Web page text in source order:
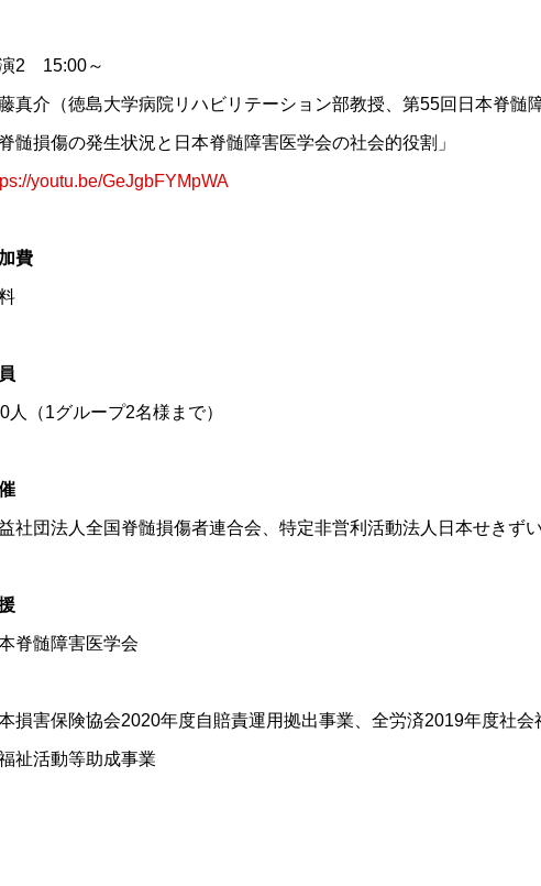
2 15:00～
真介（徳島大学病院リハビリテーション部教授、第55回日本脊髄
髄損傷の発生状況と日本脊髄障害医学会の社会的役割」
youtu.be/GeJgbFYMpWA
費
人（1グループ2名様まで）
社団法人全国脊髄損傷者連合会、特定非営利活動法人日本せきず
脊髄障害医学会
損害保険協会2020年度自賠責運用拠出事業、全労済2019年度社
祉活動等助成事業